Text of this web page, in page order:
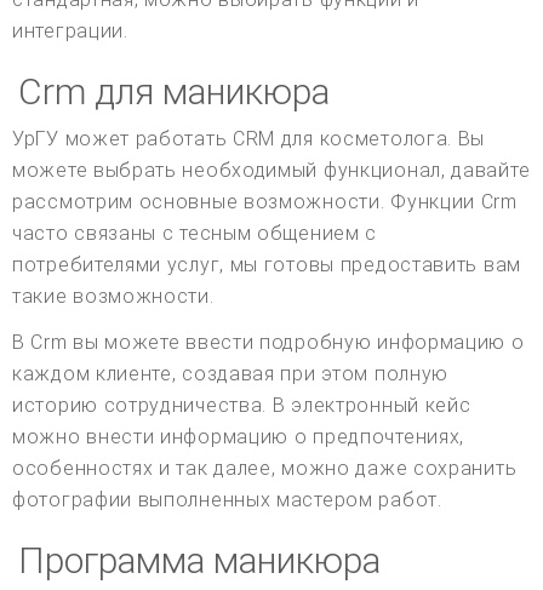
интеграции.
Crm для маникюра
УрГУ может работать CRM для косметолога. Вы
можете выбрать необходимый функционал, давайте
рассмотрим основные возможности. Функции Crm
часто связаны с тесным общением с
потребителями услуг, мы готовы предоставить вам
такие возможности.
В Crm вы можете ввести подробную информацию о
каждом клиенте, создавая при этом полную
историю сотрудничества. В электронный кейс
можно внести информацию о предпочтениях,
особенностях и так далее, можно даже сохранить
фотографии выполненных мастером работ.
Программа маникюра